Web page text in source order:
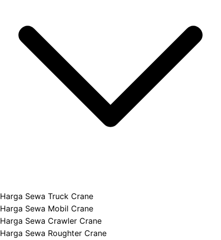
Harga Sewa Truck Crane
Harga Sewa Mobil Crane
Harga Sewa Crawler Crane
Harga Sewa Roughter Crane